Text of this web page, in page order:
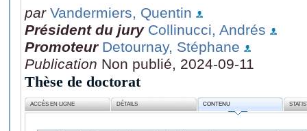
par Vandermiers, Quentin
Président du jury Collinucci, Andrés
Promoteur Detournay, Stéphane
Publication Non publié, 2024-09-11
Thèse de doctorat
ACCÈS EN LIGNE DÉTAILS CONTENU